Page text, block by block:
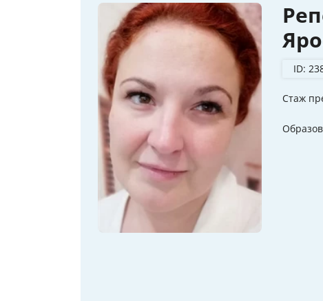
ID:
Стаж